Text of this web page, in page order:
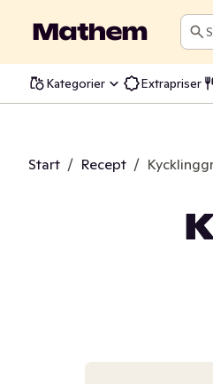
Sök
Kategorier Extrapriser
Start / Recept /